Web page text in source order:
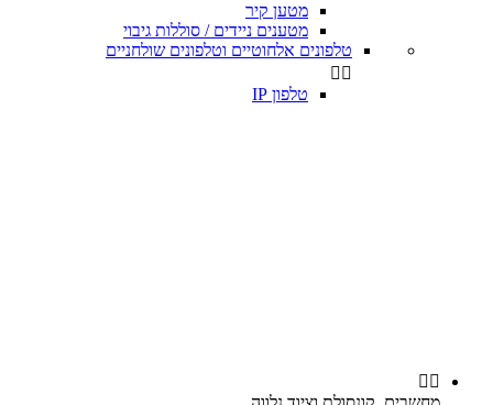
מטען קיר
מטענים ניידים / סוללות גיבוי
טלפונים אלחוטיים וטלפונים שולחניים
 
טלפון IP
 